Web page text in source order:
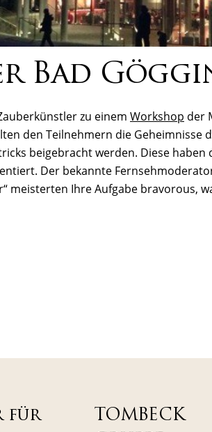
Bad
zu einem Workshop der
den Teilnehmern die
beigebracht werden. Diese
Der bekannte
meisterten Ihre Aufgabe bravorous,
für
TOMBECK